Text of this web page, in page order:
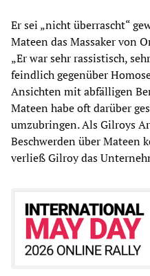
Er sei „nicht überrascht“
Mateen das Massaker von
„Er war sehr rassistisch,
feindlich gegenüber
Ansichten mit abfälligen
Mateen habe oft darüber
umzubringen. Als Gilroys
Beschwerden über Mateen
verließ Gilroy das